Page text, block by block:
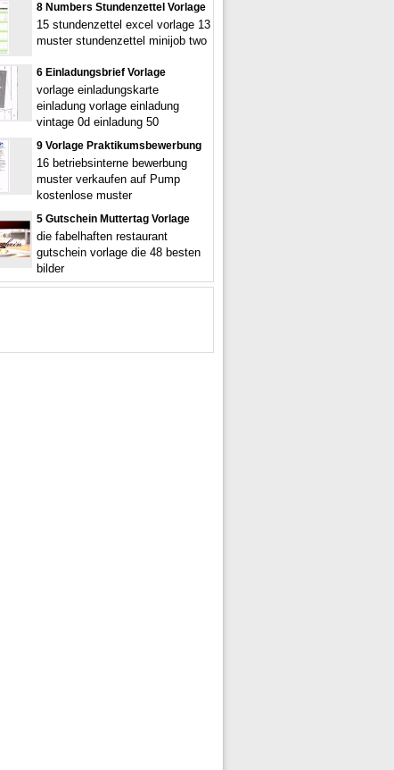
8 Numbers Stundenzettel Vorlage
15 stundenzettel excel vorlage 13
muster stundenzettel minijob two
6 Einladungsbrief Vorlage
vorlage einladungskarte
einladung vorlage einladung
vintage 0d einladung 50
9 Vorlage Praktikumsbewerbung
16 betriebsinterne bewerbung
muster verkaufen auf Pump
kostenlose muster
5 Gutschein Muttertag Vorlage
die fabelhaften restaurant
gutschein vorlage die 48 besten
bilder